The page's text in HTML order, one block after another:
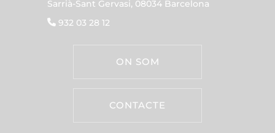
Sarrià-Sant Gervasi, 08034 Barcelona
932 03 28 12
ON SOM
CONTACTE